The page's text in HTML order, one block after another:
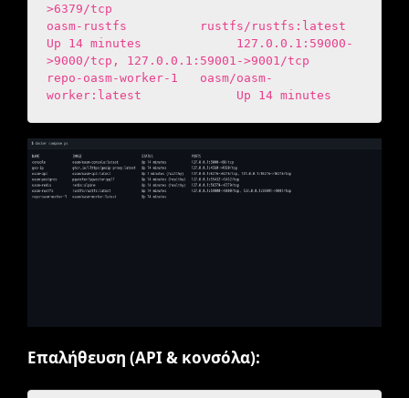
>6379/tcp
oasm-rustfs          rustfs/rustfs:latest
Up 14 minutes             127.0.0.1:59000-
>9000/tcp, 127.0.0.1:59001->9001/tcp
repo-oasm-worker-1   oasm/oasm-
worker:latest             Up 14 minutes
Επαλήθευση (API & κονσόλα):